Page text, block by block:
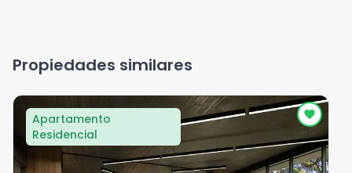
Propiedades similares
Apartamento
Residencial